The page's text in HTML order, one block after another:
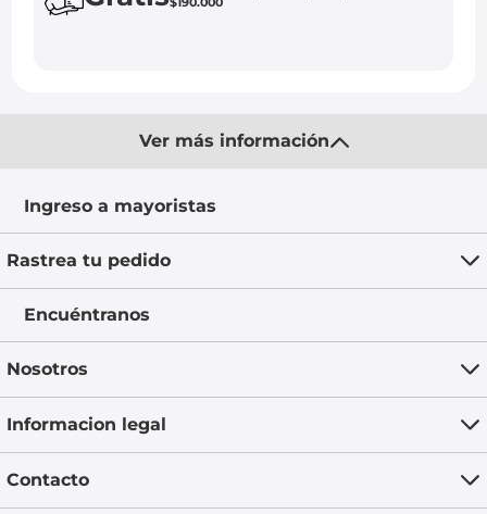
Ver más información
Ingreso a mayoristas
Rastrea tu pedido
Encuéntranos
Nosotros
Informacion legal
Contacto